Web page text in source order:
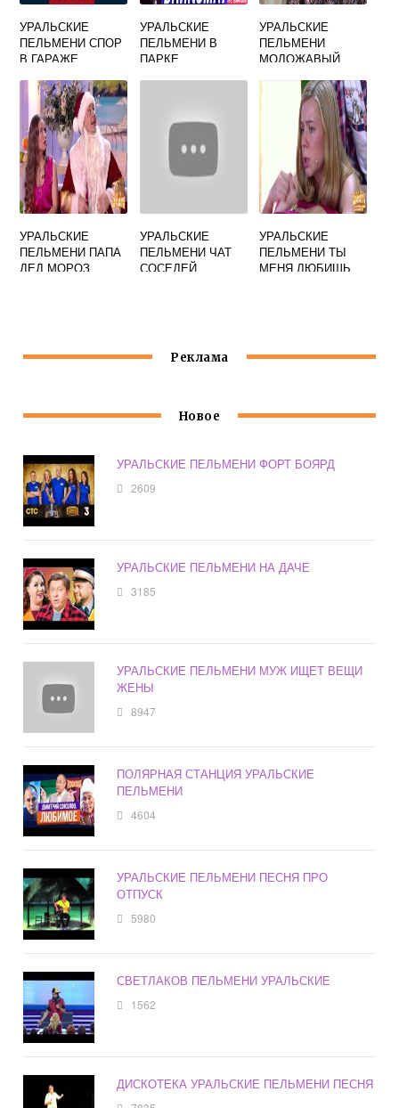
УРАЛЬСКИЕ
ПЕЛЬМЕНИ СПОР
В ГАРАЖЕ
УРАЛЬСКИЕ
ПЕЛЬМЕНИ В
ПАРКЕ
УРАЛЬСКИЕ
ПЕЛЬМЕНИ
МОЛОЖАВЫЙ
УРАЛЬСКИЕ
ПЕЛЬМЕНИ ПАПА
ДЕД МОРОЗ
УРАЛЬСКИЕ
ПЕЛЬМЕНИ ЧАТ
СОСЕДЕЙ
УРАЛЬСКИЕ
ПЕЛЬМЕНИ ТЫ
МЕНЯ ЛЮБИШЬ
Реклама
Новое
УРАЛЬСКИЕ ПЕЛЬМЕНИ ФОРТ БОЯРД
2609
УРАЛЬСКИЕ ПЕЛЬМЕНИ НА ДАЧЕ
3185
УРАЛЬСКИЕ ПЕЛЬМЕНИ МУЖ ИЩЕТ ВЕЩИ
ЖЕНЫ
8947
ПОЛЯРНАЯ СТАНЦИЯ УРАЛЬСКИЕ
ПЕЛЬМЕНИ
4604
УРАЛЬСКИЕ ПЕЛЬМЕНИ ПЕСНЯ ПРО
ОТПУСК
5980
СВЕТЛАКОВ ПЕЛЬМЕНИ УРАЛЬСКИЕ
1562
ДИСКОТЕКА УРАЛЬСКИЕ ПЕЛЬМЕНИ ПЕСНЯ